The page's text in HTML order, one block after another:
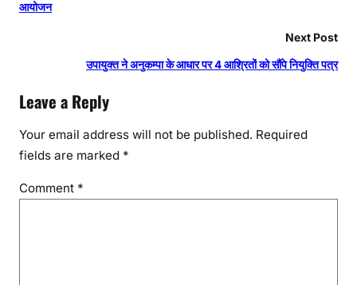
आयोजन
Next Post
उपायुक्त ने अनुकम्पा के आधार पर 4 आश्रितों को सौंपे नियुक्ति पत्र
Leave a Reply
Your email address will not be published. Required
fields are marked *
Comment *